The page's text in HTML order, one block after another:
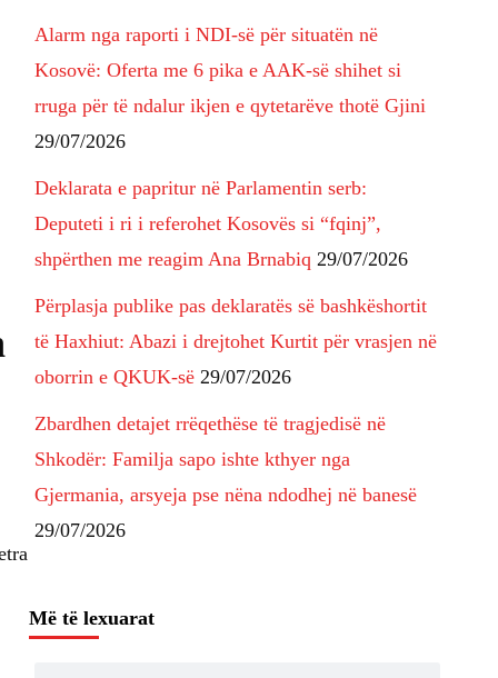
Alarm nga raporti i NDI-së për situatën në
Kosovë: Oferta me 6 pika e AAK-së shihet si
rruga për të ndalur ikjen e qytetarëve thotë Gjini
29/07/2026
Deklarata e papritur në Parlamentin serb:
Deputeti i ri i referohet Kosovës si “fqinj”,
shpërthen me reagim Ana Brnabiq 29/07/2026
Përplasja publike pas deklaratës së bashkëshortit
të Haxhiut: Abazi i drejtohet Kurtit për vrasjen në
oborrin e QKUK-së 29/07/2026
Zbardhen detajet rrëqethëse të tragjedisë në
Shkodër: Familja sapo ishte kthyer nga
Gjermania, arsyeja pse nëna ndodhej në banesë
29/07/2026
Më të lexuarat